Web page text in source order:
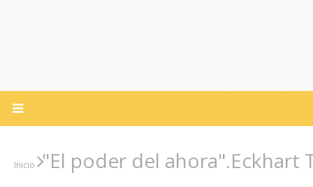
Inicio "El poder del ahora".Eckhart